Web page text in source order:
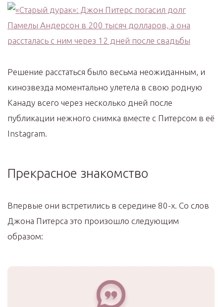
Решение расстаться было весьма неожиданным, и
кинозвезда моментально улетела в свою родную
Канаду всего через несколько дней после
публикации нежного снимка вместе с Питерсом в её
Instagram.
Прекрасное знакомство
Впервые они встретились в середине 80-х. Со слов
Джона Питерса это произошло следующим
образом: